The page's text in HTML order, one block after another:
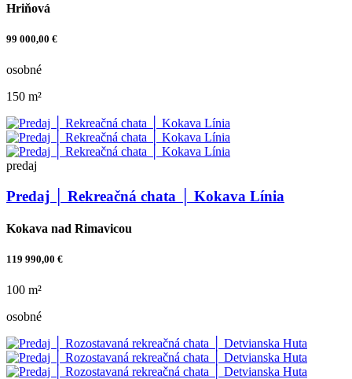
Hriňová
99 000,00 €
osobné
150 m²
predaj
Predaj │ Rekreačná chata │ Kokava Línia
Kokava nad Rimavicou
119 990,00 €
100 m²
osobné